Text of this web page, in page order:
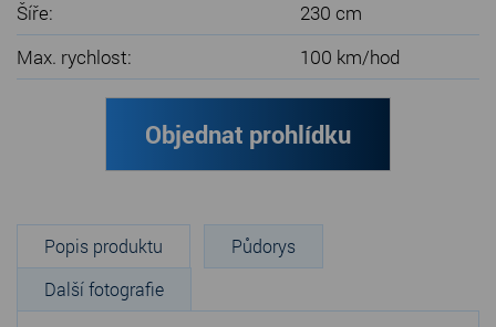
Šíře:
230 cm
Max. rychlost:
100 km/hod
Objednat prohlídku
Popis produktu
Půdorys
Další fotografie